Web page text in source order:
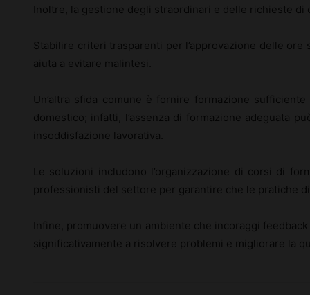
Inoltre, la gestione degli straordinari e delle richieste
Stabilire criteri trasparenti per l’approvazione delle
aiuta a evitare malintesi.
Un’altra sfida comune è fornire formazione
domestico; infatti, l’assenza di formazione adeguata
insoddisfazione lavorativa.
Le soluzioni includono l’organizzazione di corsi di
professionisti del settore per garantire che le pratiche
Infine, promuovere un ambiente che incoraggi
significativamente a risolvere problemi e migliorare la